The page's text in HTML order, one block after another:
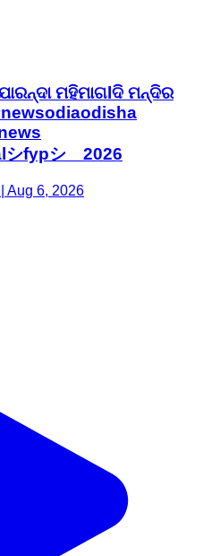
ମହିମାଗlଦି ମନ୍ଦିର
シfypシ゚2026
Aug 6, 2026